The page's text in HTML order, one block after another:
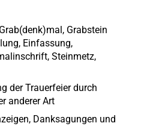
Grabstein
Einfassung,
Steinmetz,
der Trauerfeier durch
anderer Art
Danksagungen und